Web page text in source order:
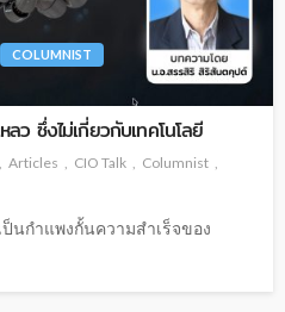
COLUMNIST
ว ซึ่งไม่เกี่ยวกับเทคโนโลยี
Articles CIO Talk
Columnist
นกำแพงกั้นความสำเร็จของ